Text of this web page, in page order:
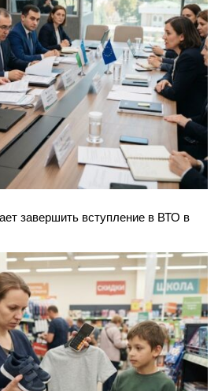
завершить вступление в ВТО в